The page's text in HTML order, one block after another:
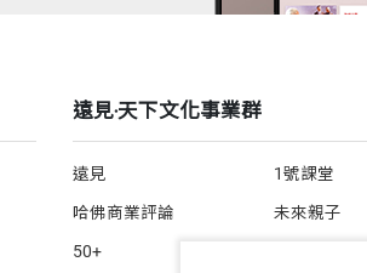
遠見‧天下文化事業群
遠見
哈佛商業評論
50+
1號課堂
未來親子